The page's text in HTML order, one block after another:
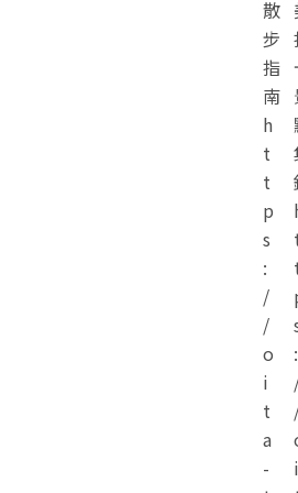
散
步
指
南
h
t
t
p
s
:
/
/
o
i
t
a
-
:
i